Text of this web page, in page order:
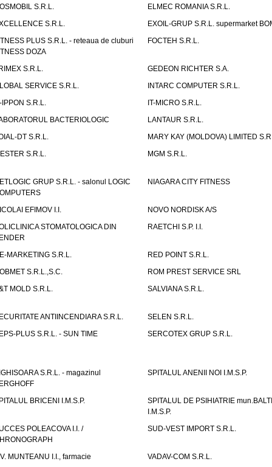
S.R.L.
ELMEC ROMANIA S.R.L.
S.R.L.
EXOIL-GRUP S.R.L. supermarket
PLUS S.R.L. - reteaua de cluburi
DOZA
FOCTEH S.R.L.
S.R.L.
GEDEON RICHTER S.A.
SERVICE S.R.L.
INTARC COMPUTER S.R.L.
IPPON S.R.L.
IT-MICRO S.R.L.
BACTERIOLOGIC
LANTAUR S.R.L.
DT S.R.L.
MARY KAY (MOLDOVA) LIMITED
S.R.L.
MGM S.R.L.
GRUP S.R.L. - salonul LOGIC
NIAGARA CITY FITNESS
EFIMOV I.I.
NOVO NORDISK A/S
STOMATOLOGICA DIN
RAETCHI S.P. I.I.
MARKETING S.R.L.
RED POINT S.R.L.
S.R.L.,S.C.
ROM PREST SERVICE SRL
MOLD S.R.L.
SALVIANA S.R.L.
ANTIINCENDIARA S.R.L.
SELEN S.R.L.
PLUS S.R.L. - SUN TIME
SERCOTEX GRUP S.R.L.
S.R.L. - magazinul
SPITALUL ANENII NOI I.M.S.P.
BRICENI I.M.S.P.
SPITALUL DE PSIHIATRIE mun.BALTI
I.M.S.P.
POLEACOVA I.I. /
SUD-VEST IMPORT S.R.L.
MUNTEANU I.I., farmacie
VADAV-COM S.R.L.